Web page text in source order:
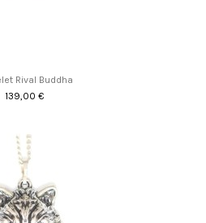
Rival Buddha
139,00 €